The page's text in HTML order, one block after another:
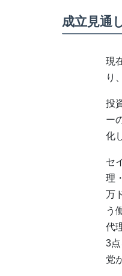
成立見通
現
り
投
ー
化
セ
理
万
う
代
3
党